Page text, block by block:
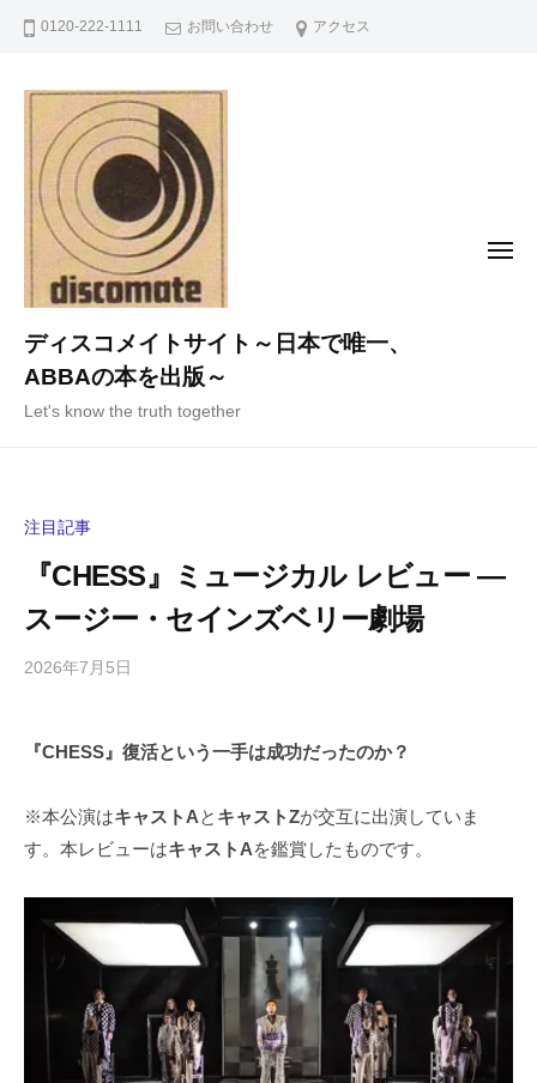
0120-222-1111 お問い合わせ アクセス
ディスコメイトサイト～日本で唯一、
ABBAの本を出版～
Let's know the truth together
メ
注目記事
『CHESS』ミュージカル レビュー ―
スージー・セインズベリー劇場
2026年7月5日
i
a
i
y
の
メ
『CHESS』復活という一手は成功だったのか？
※本公演はキャストAと キャストZが交互に出演していま
す。本レビューはキャストAを鑑賞したものです。